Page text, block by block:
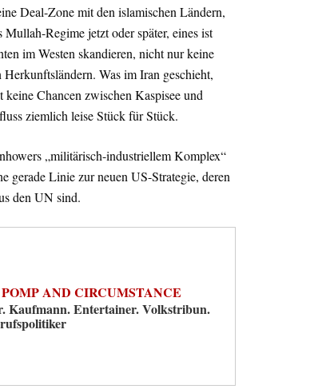
Deal-Zone mit den islamischen Ländern,
Regime jetzt oder später, eines ist
im Westen skandieren, nicht nur keine
Was im Iran geschieht,
Chancen zwischen Kaspisee und
ziemlich leise Stück für Stück.
„militärisch-industriellem Komplex“
gerade Linie zur neuen US-Strategie, deren
den UN sind.
AND CIRCUMSTANCE
Kaufmann. Entertainer. Volkstribun.